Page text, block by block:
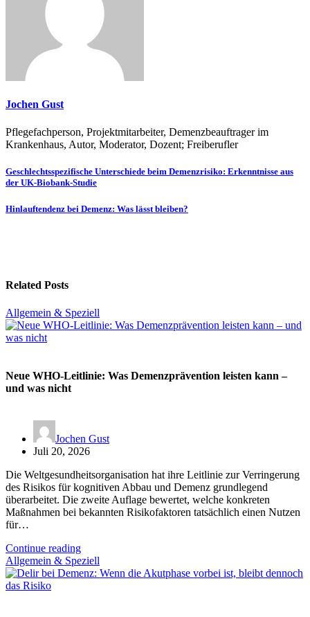
Jochen Gust
Pflegefachperson, Projektmitarbeiter, Demenzbeauftrager im
Krankenhaus, Autor, Moderator, Dozent; Freiberufler
Beitragsnavigation
Geschlechtsspezifische Unterschiede beim Demenzrisiko: Erkenntnisse aus
der UK-Biobank-Studie
Hinlauftendenz bei Demenz: Was lässt bleiben?
Related Posts
Allgemein & Speziell
Neue WHO-Leitlinie: Was Demenzprävention leisten kann –
und was nicht
Jochen Gust
Juli 20, 2026
Die Weltgesundheitsorganisation hat ihre Leitlinie zur Verringerung
des Risikos für kognitiven Abbau und Demenz grundlegend
überarbeitet. Die zweite Auflage bewertet, welche konkreten
Maßnahmen bei bekannten Risikofaktoren tatsächlich einen Nutzen
für…
Continue reading
Allgemein & Speziell